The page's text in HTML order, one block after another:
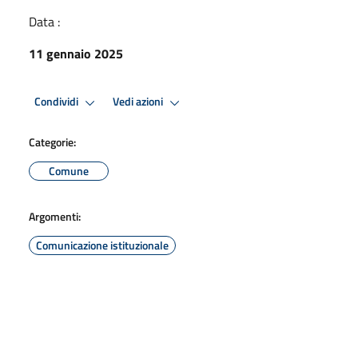
Data :
11 gennaio 2025
Condividi Vedi azioni
Categorie:
Comune
Argomenti:
Comunicazione istituzionale